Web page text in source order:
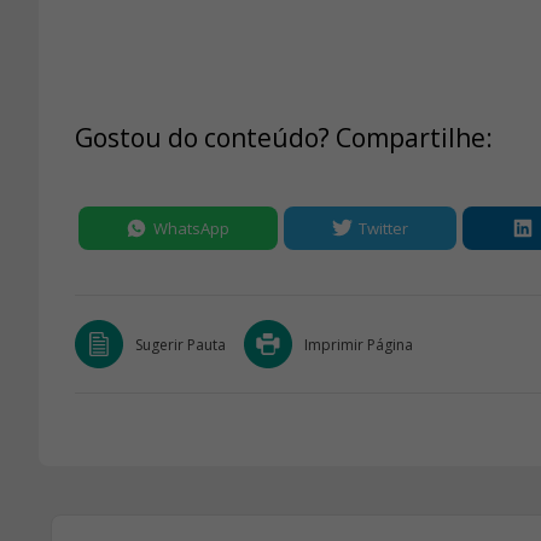
Gostou do conteúdo? Compartilhe:
WhatsApp Twitter
Sugerir Pauta Imprimir Página